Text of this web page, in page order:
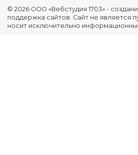
© 2026 ООО «Вебстудия 1703» -
поддержка сайтов. Сайт не является
носит исключительно